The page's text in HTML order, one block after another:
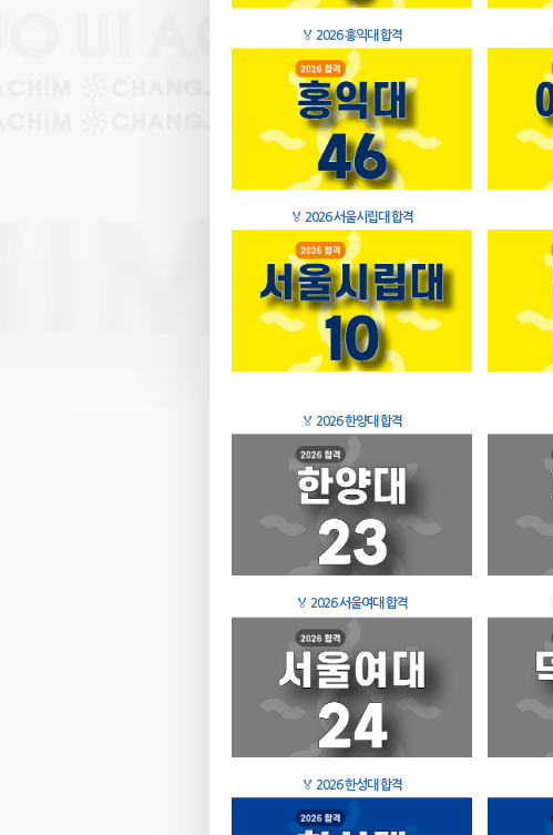
🏅 2026 홍익대 합격
🏅 2026 서울시립대 합격
🏅 2026 한양대 합격
🏅 2026 서울여대 합격
🏅 2026 한성대 합격